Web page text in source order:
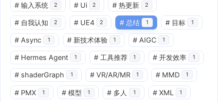
# 输入系统 2 # Ui 2 # 热更新 2
# 自我认知 2 # UE4 2 # 总结 1 # 目标 1
# Async 1 # 新技术体验 1 # AIGC 1
# Hermes Agent 1 # 工具推荐 1 # 开发效率 1
# shaderGraph 1 # VR/AR/MR 1 # MMD 1
# PMX 1 # 模型 1 # 多人 1 # XML 1